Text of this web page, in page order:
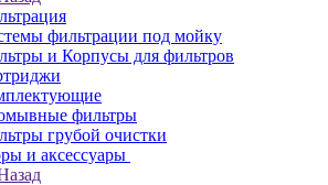
фильтрации под мойку
и Корпусы для фильтров
фильтры
грубой очистки
и аксессуары